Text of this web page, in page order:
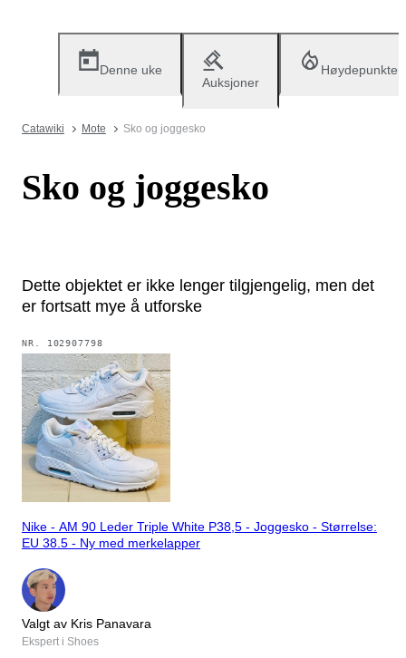
Denne uke
Auksjoner
Høydepunkter
Catawiki Mote Sko og joggesko
Sko og joggesko
Dette objektet er ikke lenger tilgjengelig, men det
er fortsatt mye å utforske
NR. 102907798
Nike - AM 90 Leder Triple White P38,5 - Joggesko - Størrelse:
EU 38.5 - Ny med merkelapper
Valgt av Kris Panavara
Ekspert i Shoes